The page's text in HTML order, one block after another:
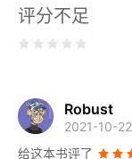
1.6.2 在
1.6.4 在Docker
1.6.5 在AWS
评分不足
Robust
2021-10-22
给这本书评了